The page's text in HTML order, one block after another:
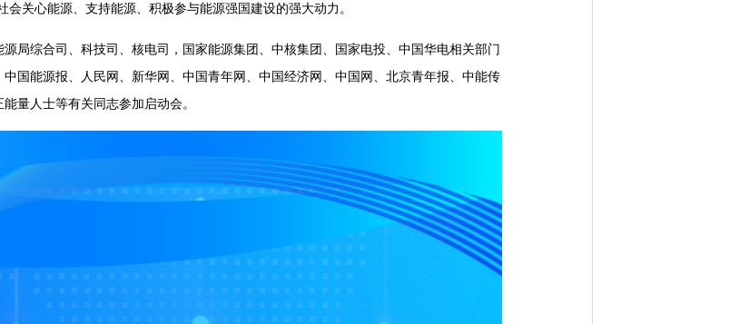
会关心能源、支持能源、积极参与能源强国建设的强大动力。
综合司、科技司、核电司，国家能源集团、中核集团、国家电投、中国华电相关部门
国能源报、人民网、新华网、中国青年网、中国经济网、中国网、北京青年报、中能传
量人士等有关同志参加启动会。